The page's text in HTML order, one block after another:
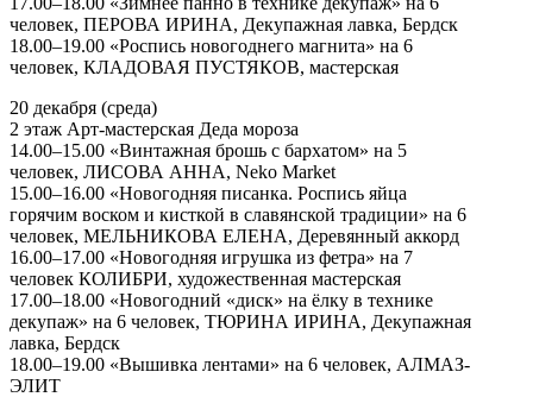
человек, ПЕРОВА ИРИНА, Декупажная лавка, Бердск
18.00–19.00 «Роспись новогоднего магнита» на 6
человек, КЛАДОВАЯ ПУСТЯКОВ, мастерская
20 декабря (среда)
2 этаж Арт-мастерская Деда мороза
14.00–15.00 «Винтажная брошь с бархатом» на 5
человек, ЛИСОВА АННА, Neko Market
15.00–16.00 «Новогодняя писанка. Роспись яйца
горячим воском и кисткой в славянской традиции» на 6
человек, МЕЛЬНИКОВА ЕЛЕНА, Деревянный аккорд
16.00–17.00 «Новогодняя игрушка из фетра» на 7
человек КОЛИБРИ, художественная мастерская
17.00–18.00 «Новогодний «диск» на ёлку в технике
декупаж» на 6 человек, ТЮРИНА ИРИНА, Декупажная
лавка, Бердск
18.00–19.00 «Вышивка лентами» на 6 человек, АЛМАЗ-
ЭЛИТ